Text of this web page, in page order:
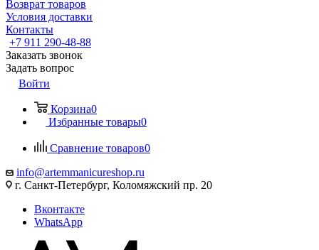
Возврат товаров
Условия доставки
Контакты
+7 911 290-48-88
Заказать звонок
Задать вопрос
Войти
Корзина0
Избранные товары0
Сравнение товаров0
info@artemmanicureshop.ru
г. Санкт-Петербург, Коломяжский пр. 20
Вконтакте
WhatsApp